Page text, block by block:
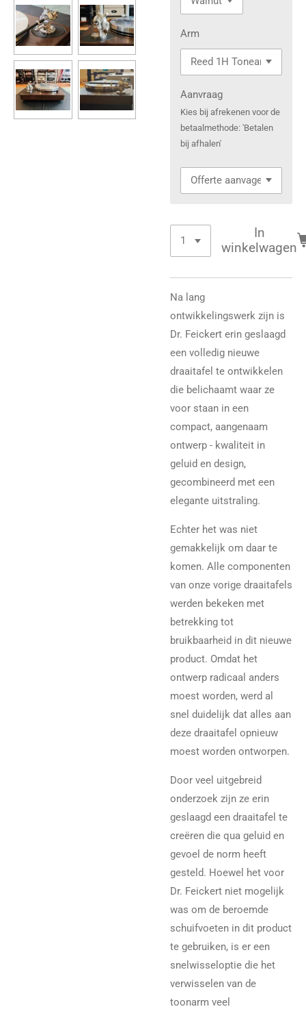
Arm
Aanvraag
Kies bij afrekenen voor de
betaalmethode: 'Betalen
bij afhalen'
In
winkelwagen
Na lang
ontwikkelingswerk zijn is
Dr. Feickert erin geslaagd
een volledig nieuwe
draaitafel te ontwikkelen
die belichaamt waar ze
voor staan ​​in een
compact, aangenaam
ontwerp - kwaliteit in
geluid en design,
gecombineerd met een
elegante uitstraling.
Echter het was niet
gemakkelijk om daar te
komen. Alle componenten
van onze vorige draaitafels
werden bekeken met
betrekking tot
bruikbaarheid in dit nieuwe
product. Omdat het
ontwerp radicaal anders
moest worden, werd al
snel duidelijk dat alles aan
deze draaitafel opnieuw
moest worden ontworpen.
Door veel uitgebreid
onderzoek zijn ze erin
geslaagd een draaitafel te
creëren die qua geluid en
gevoel de norm heeft
gesteld. Hoewel het voor
Dr. Feickert niet mogelijk
was om de beroemde
schuifvoeten in dit product
te gebruiken, is er een
snelwisseloptie die het
verwisselen van de
toonarm veel